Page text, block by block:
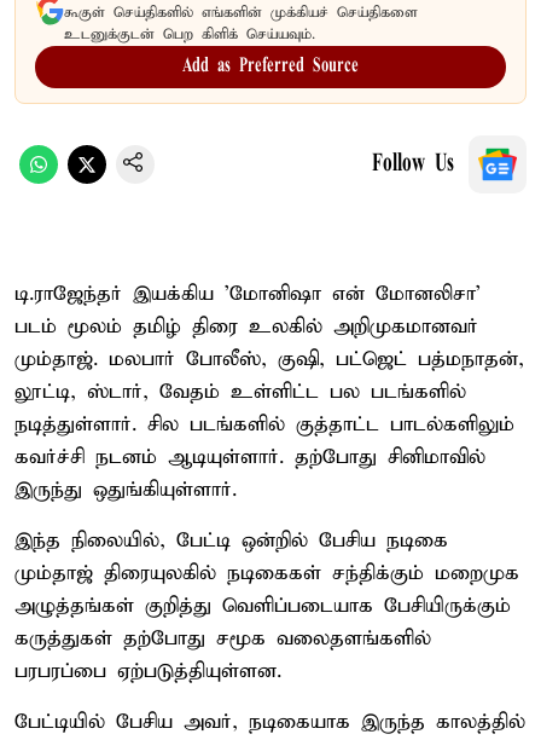
கூகுள் செய்திகளில் எங்களின் முக்கியச் செய்திகளை
உடனுக்குடன் பெற கிளிக் செய்யவும்.
Add as Preferred Source
Follow Us
டி.ராஜேந்தர் இயக்கிய 'மோனிஷா என் மோனலிசா'
படம் மூலம் தமிழ் திரை உலகில் அறிமுகமானவர்
மும்தாஜ். மலபார் போலீஸ், குஷி, பட்ஜெட் பத்மநாதன்,
லூட்டி, ஸ்டார், வேதம் உள்ளிட்ட பல படங்களில்
நடித்துள்ளார். சில படங்களில் குத்தாட்ட பாடல்களிலும்
கவர்ச்சி நடனம் ஆடியுள்ளார். தற்போது சினிமாவில்
இருந்து ஒதுங்கியுள்ளார்.
இந்த நிலையில், பேட்டி ஒன்றில் பேசிய நடிகை
மும்தாஜ் திரையுலகில் நடிகைகள் சந்திக்கும் மறைமுக
அழுத்தங்கள் குறித்து வெளிப்படையாக பேசியிருக்கும்
கருத்துகள் தற்போது சமூக வலைதளங்களில்
பரபரப்பை ஏற்படுத்தியுள்ளன.
பேட்டியில் பேசிய அவர், நடிகையாக இருந்த காலத்தில்